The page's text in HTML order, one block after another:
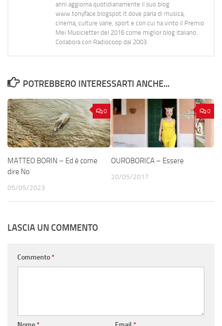
anni aggiorna quotidianamente il suo blog
www.tonyface.blogspot.it dove parla di musica,
cinema, culture varie, sport e con cui ha vinto il Premio
Mei Musicletter del 2016 come miglior blog italiano.
Collabora con Radiocoop dal 2003.
POTREBBERO INTERESSARTI ANCHE...
0
MATTEO BORIN – Ed è come
dire No
05/05/2023
0
OUROBORICA – Essere
20/05/2017
LASCIA UN COMMENTO
Commento*